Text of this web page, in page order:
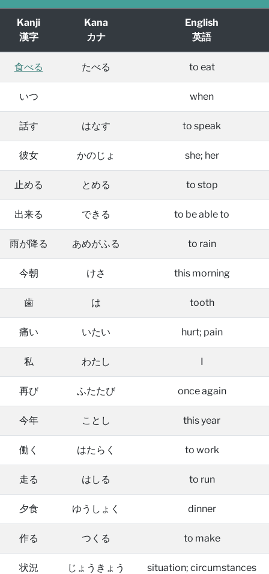
Kanji
漢字
Kana
カナ
English
英語
食べる たべる to eat
いつ when
話す はなす to speak
彼女 かのじょ she; her
止める とめる to stop
出来る できる to be able to
雨が降る あめがふる to rain
今朝 けさ this morning
歯 は tooth
痛い いたい hurt; pain
私 わたし I
再び ふたたび once again
今年 ことし this year
働く はたらく to work
走る はしる to run
夕食 ゆうしょく dinner
作る つくる to make
状況 じょうきょう situation; circumstances